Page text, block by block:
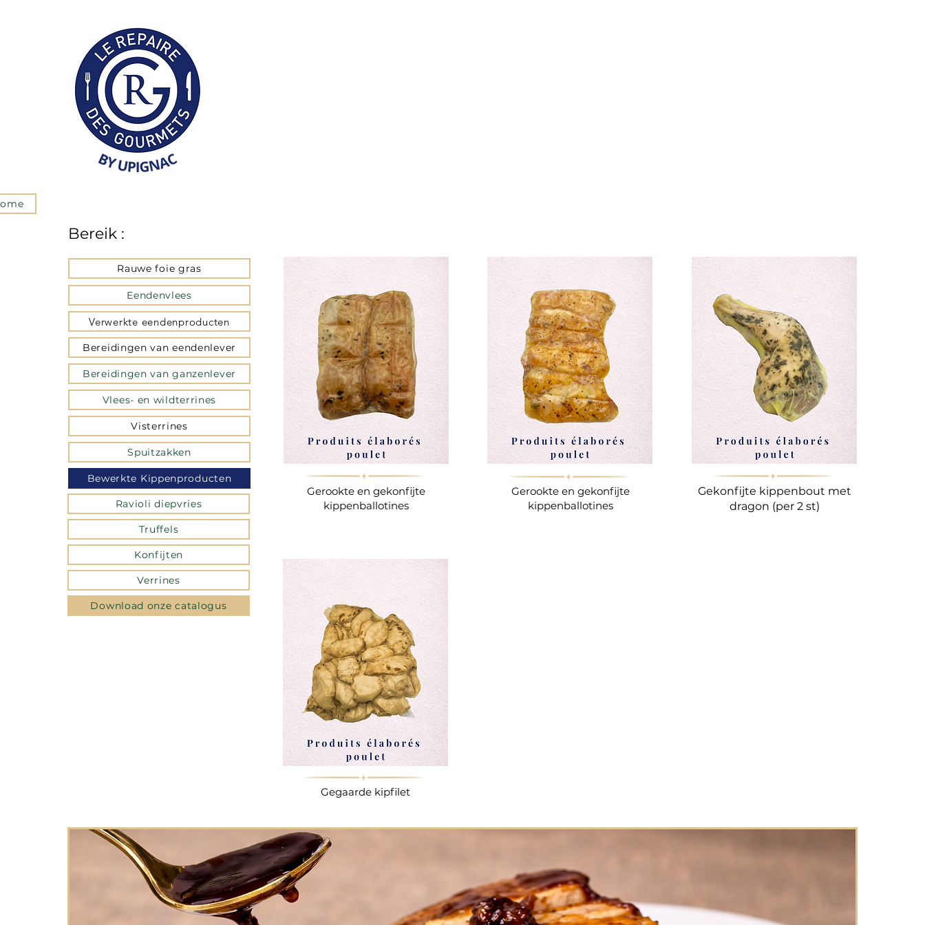
Bereik :
Gerookte en gekonfijte
kippenballotines
Gamme :Rauwe foie gras
Eendenvlees
Verwerkte eendenproducten
Bereidingen van eendenlever
Bereidingen van ganzenlever
Vlees- en wildterrines
Visterrines
Spuitzakken
Bewerkte Kippenproducten
Gegaarde kipfilet
Ravioli diepvries
Truffels
Konfijten
Verrines
Download onze catalogus
Gerookte en gekonfijte
kippenballotines
Gekonfijte kippenbout met
dragon (per 2 st)